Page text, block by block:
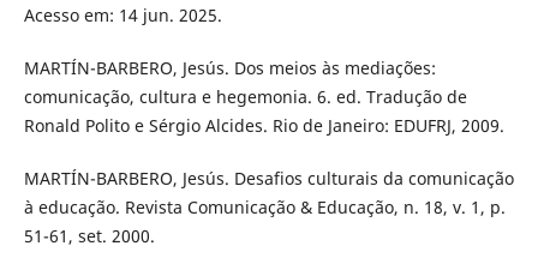
Acesso em: 14 jun. 2025.
MARTÍN-BARBERO, Jesús. Dos meios às mediações:
comunicação, cultura e hegemonia. 6. ed. Tradução de
Ronald Polito e Sérgio Alcides. Rio de Janeiro: EDUFRJ, 2009.
MARTÍN-BARBERO, Jesús. Desafios culturais da comunicação
à educação. Revista Comunicação & Educação, n. 18, v. 1, p.
51-61, set. 2000.